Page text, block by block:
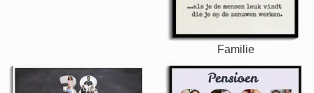
Familie